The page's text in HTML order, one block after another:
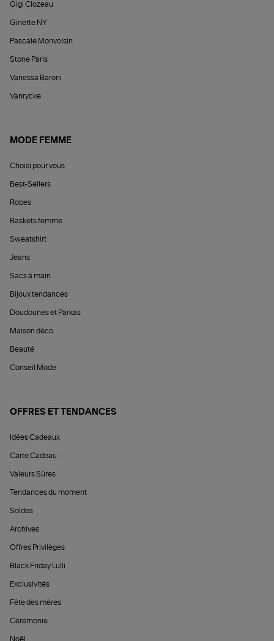
Gigi Clozeau
Ginette NY
Pascale Monvoisin
Stone Paris
Vanessa Baroni
Vanrycke
MODE FEMME
Choisi pour vous
Best-Sellers
Robes
Baskets femme
Sweatshirt
Jeans
Sacs à main
Bijoux tendances
Doudounes et Parkas
Maison déco
Beauté
Conseil Mode
OFFRES ET TENDANCES
Idées Cadeaux
Carte Cadeau
Valeurs Sûres
Tendances du moment
Soldes
Archives
Offres Privilèges
Black Friday Lulli
Exclusivités
Fête des mères
Cérémonie
Noël